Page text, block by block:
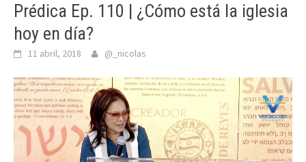
Prédica Ep. 110 | ¿Cómo está la iglesia
hoy en día?
11 abril, 2018 @_nicolas